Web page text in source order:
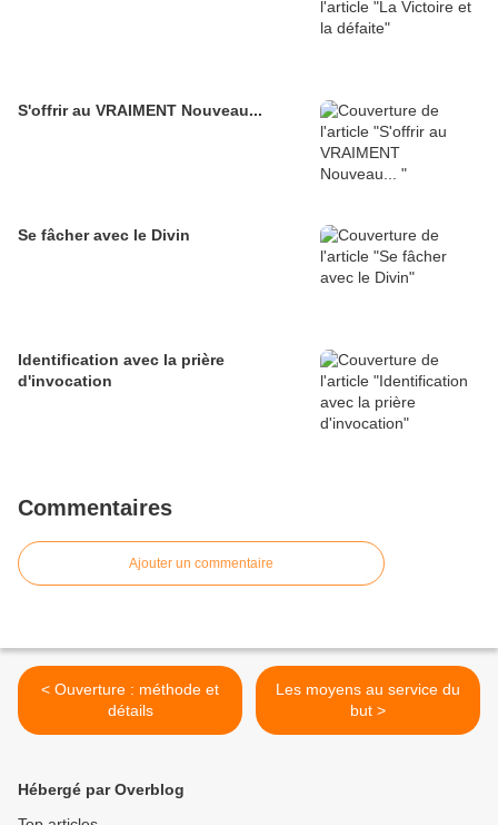
S'offrir au VRAIMENT Nouveau...
Se fâcher avec le Divin
Identification avec la prière
d'invocation
Commentaires
Ajouter un commentaire
< Ouverture : méthode et
détails
Les moyens au service du
but >
Hébergé par Overblog